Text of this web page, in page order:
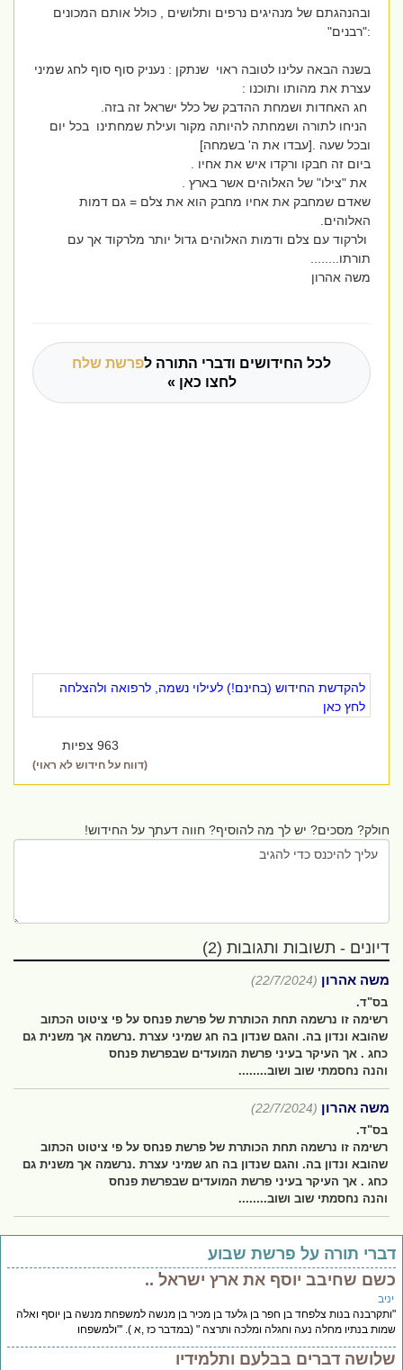
ובהנהגתם של מנהיגים נרפים ותלושים , כולל אותם המכונים
:"רבנים"
בשנה הבאה עלינו לטובה ראוי שנתקן : נעניק סוף סוף לחג שמיני
עצרת את מהותו ותוכנו :
חג האחדות ושמחת ההדבק של כלל ישראל זה בזה.
הניחו לתורה ושמחתה להיותה מקור ועילת שמחתינו בכל יום
ובכל שעה .[עבדו את ה' בשמחה]
ביום זה חבקו ורקדו איש את אחיו .
את "צילו" של האלוהים אשר בארץ .
שאדם שמחבק את אחיו מחבק הוא את צלם = גם דמות
האלוהים.
ולרקוד עם צלם ודמות האלוהים גדול יותר מלרקוד אך עם
תורתו........
משה אהרון
לכל החידושים ודברי התורה לפרשת שלח
לחצו כאן »
להקדשת החידוש (בחינם!) לעילוי נשמה, לרפואה ולהצלחה
לחץ כאן
963 צפיות
(דווח על חידוש לא ראוי)
חולק? מסכים? יש לך מה להוסיף? חווה דעתך על החידוש!
דיונים - תשובות ותגובות (2)
משה אהרון (22/7/2024)
בס"ד.
רשימה זו נרשמה תחת הכותרת של פרשת פנחס על פי ציטוט הכתוב
שהובא ונדון בה. והגם שנדון בה חג שמיני עצרת .נרשמה אך משנית גם
כחג . אך העיקר בעיני פרשת המועדים שבפרשת פנחס
והנה נחסמתי שוב ושוב........
משה אהרון (22/7/2024)
בס"ד.
רשימה זו נרשמה תחת הכותרת של פרשת פנחס על פי ציטוט הכתוב
שהובא ונדון בה. והגם שנדון בה חג שמיני עצרת .נרשמה אך משנית גם
כחג . אך העיקר בעיני פרשת המועדים שבפרשת פנחס
והנה נחסמתי שוב ושוב........
תורה על פרשת שבוע
שחיבב יוסף את ארץ ישראל ..
בנות צלפחד בן חפר בן גלעד בן מכיר בן מנשה למשפחת מנשה בן יוסף ואלה
בנתיו מחלה נעה וחגלה ומלכה ותרצה " (במדבר כז ,א ). '"ולמשפחו
דברים בבלעם ותלמידיו